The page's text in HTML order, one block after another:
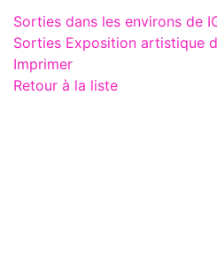
Sorties dans les environs de
Sorties Exposition artistique
Imprimer
Retour à la liste